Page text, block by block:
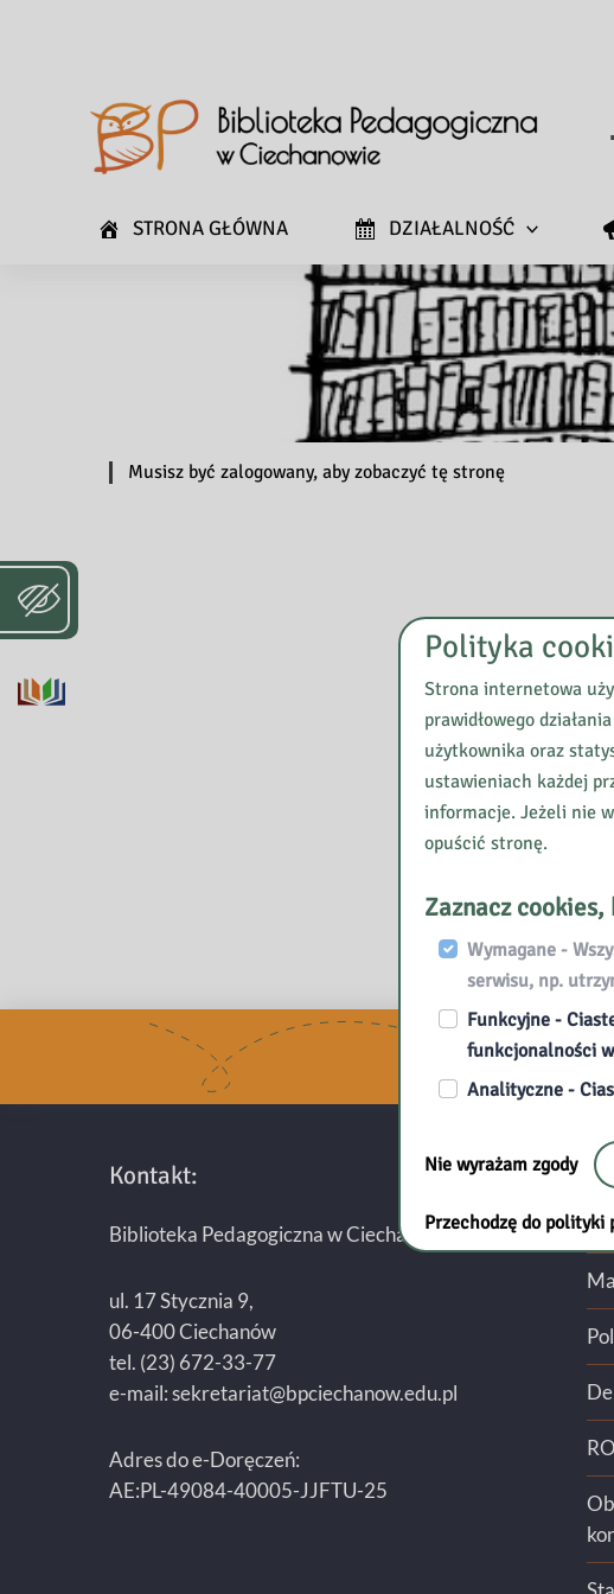
STRONA GŁÓWNA DZIAŁALNOŚĆ
Musisz być zalogowany, aby zobaczyć tę stronę
Kontakt:
Biblioteka Pedagogiczna w Ciechanowie
ul. 17 Stycznia 9,
06-400 Ciechanów
tel. (23) 672-33-77
e-mail: sekretariat@bpciechanow.edu.pl
Adres do e-Doręczeń:
AE:PL-49084-40005-JJFTU-25
Polityka
Strona internetowa
prawidłowego
użytkownika oraz
ustawieniach każdej
informacje. Jeżeli nie
opuścić stronę.
Zaznacz
Wymagane -
serwisu, np.
Funkcyjne -
funkcjonalności
Analityczne -
Nie wyrażam zgody
Przechodzę do polityki